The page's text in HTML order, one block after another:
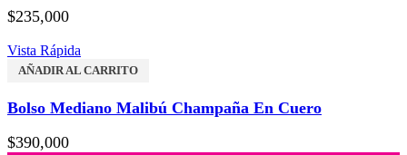
$235,000
Vista Rápida
AÑADIR AL CARRITO
Bolso Mediano Malibú Champaña En Cuero
$390,000